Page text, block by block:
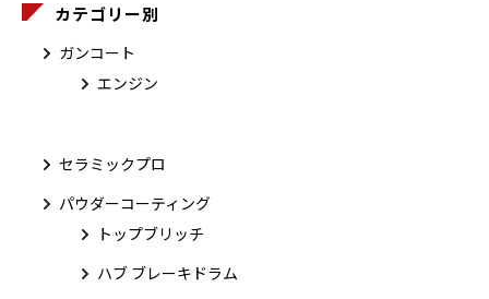
カテゴリー別
ガンコート
エンジン
セラミックプロ
パウダーコーティング
トップブリッチ
ハブ ブレーキドラム